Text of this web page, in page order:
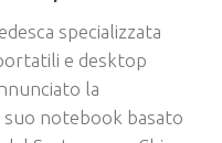
specializzata
e desktop
la
notebook basato